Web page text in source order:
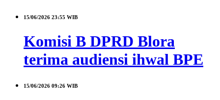
15/06/2026 23:55 WIB
Komisi B DPRD Blora
terima audiensi ihwal BPE
15/06/2026 09:26 WIB